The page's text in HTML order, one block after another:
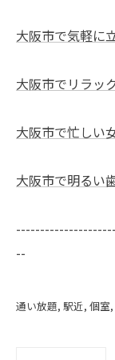
大阪市で気軽に
大阪市でリラッ
大阪市で忙しい
大阪市で明るい
--
通い放題 駅近 個室